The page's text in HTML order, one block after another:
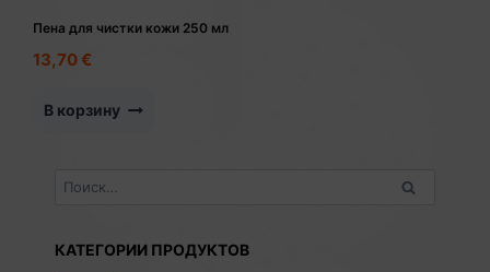
Пена для чистки кожи 250 мл
13,70€
В корзину
Найти:
КАТЕГОРИИ ПРОДУКТОВ